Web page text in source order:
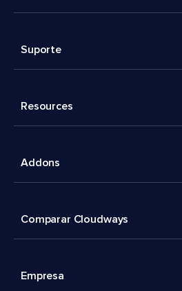
Suporte
Resources
Addons
Comparar Cloudways
Empresa